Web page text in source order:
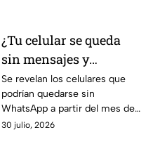
¿Tu celular se queda
sin mensajes y
llamadas? Por esta
razón podrías perder
WhatsApp en agosto;
lista de dispositivos
Se revelan los celulares que
podrían quedarse sin
WhatsApp a partir del mes de
agosto 2026 debido a ciertos
30 julio, 2026